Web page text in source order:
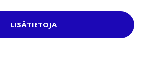
LISÄTIETOJA